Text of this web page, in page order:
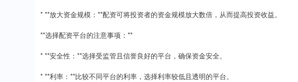
* **放大资金规模：**配资可将投资者的资金规模放大数倍，从而提高投资收益。
**选择配资平台的注意事项：**
* **安全性：**选择受监管且信誉良好的平台，确保资金安全。
* **利率：**比较不同平台的利率，选择利率较低且透明的平台。